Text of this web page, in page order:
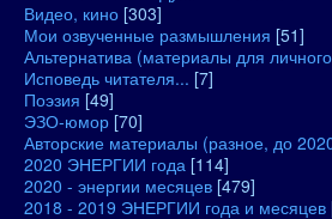
Видео, кино [303]
Мои озвученные размышления [51]
Альтернатива (материалы для
Исповедь читателя... [7]
Поэзия [49]
ЭЗО-юмор [70]
Авторские материалы (разное, до
2020 ЭНЕРГИИ года [114]
2020 - энергии месяцев [479]
2018 - 2019 ЭНЕРГИИ года и месяцев